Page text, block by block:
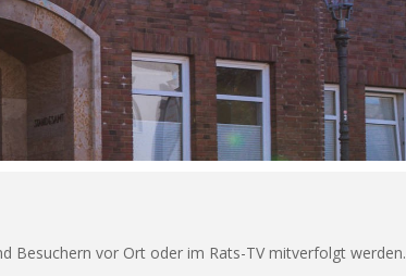
Besuchern vor Ort oder im Rats-TV mitverfolgt werden.